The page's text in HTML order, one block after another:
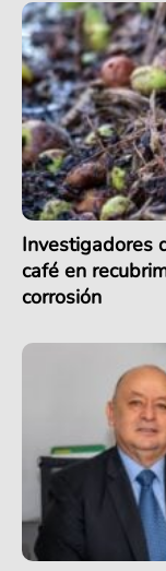
Investigadores
café en
corrosión